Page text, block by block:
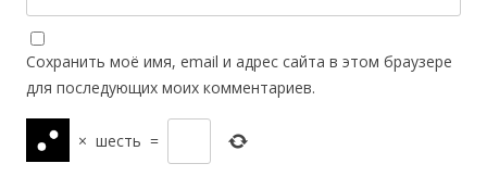
Сохранить моё имя, email и адрес сайта в этом браузере
для последующих моих комментариев.
× шесть =